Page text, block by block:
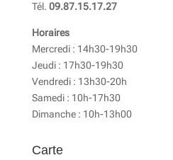
Tél. 09.87.15.17.27
Horaires
Mercredi : 14h30-19h30
Jeudi : 17h30-19h30
Vendredi : 13h30-20h
Samedi : 10h-17h30
Dimanche : 10h-13h00
Carte